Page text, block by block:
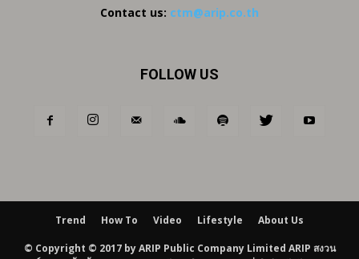
Contact us: ctm@arip.co.th
FOLLOW US
Trend How To Video Lifestyle About Us
© Copyright © 2017 by ARIP Public Company Limited ARIP สงวน